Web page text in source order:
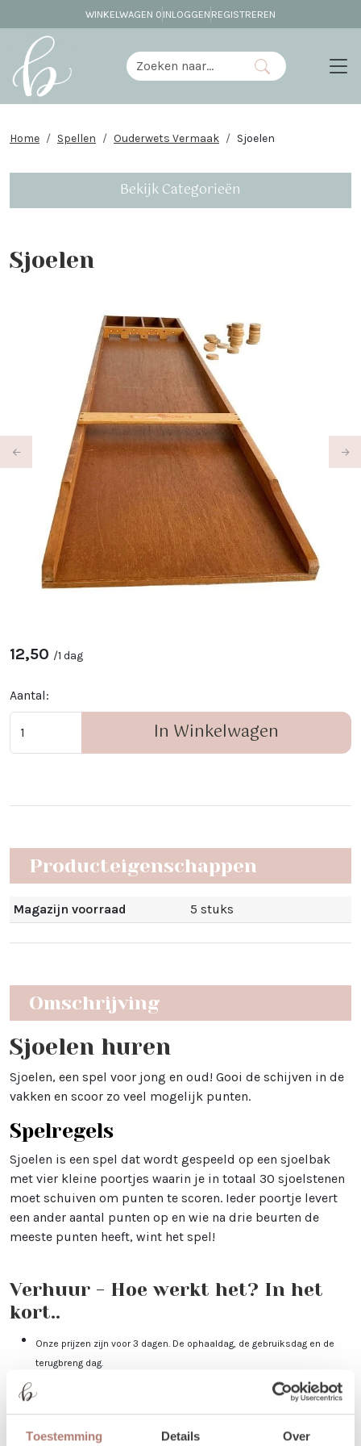
Toestemming Details Over
WINKELWAGEN 0 INLOGGEN REGISTREREN
Home Spellen Ouderwets Vermaak Sjoelen
Bekijk Categorieën
Sjoelen
12,50 /1 dag
Aantal:
In Winkelwagen
Previous
Producteigenschappen
Magazijn voorraad 5 stuks
Omschrijving
Sjoelen huren
Sjoelen, een spel voor jong en oud! Gooi de schijven in de
vakken en scoor zo veel mogelijk punten.
Spelregels
Sjoelen is een spel dat wordt gespeeld op een sjoelbak
met vier kleine poortjes waarin je in totaal 30 sjoelstenen
moet schuiven om punten te scoren. Ieder poortje levert
een ander aantal punten op en wie na drie beurten de
meeste punten heeft, wint het spel!
Verhuur - Hoe werkt het? In het
kort..
Onze prijzen zijn voor 3 dagen. De ophaaldag, de gebruiksdag en de
terugbreng dag.
Bij het bestellen: Voer alleen de dagen in waarop je het gebruikt. Trouw
je op 25 april, voer dan 2 keer 25 april in. Duurt jouw event 3 dagen, vul
Je kunt de items laten bezorgen of zelf in Utrecht komen ophalen.